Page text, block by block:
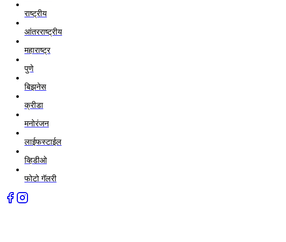
राष्ट्रीय
आंतरराष्ट्रीय
महाराष्ट्र
पुणे
बिझनेस
क्रीडा
मनोरंजन
लाईफस्टाईल
व्हिडीओ
फोटो गॅलरी